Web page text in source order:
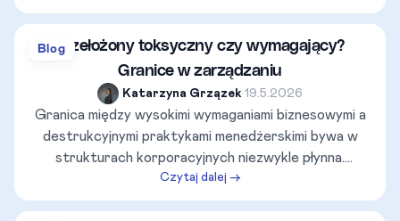
kandydatów pasywnych, często pracujących dla
pracy, na jakie prowizje mogą liczyć i jak powinna
wyglądać profesjonalna rozmowa z rekruterem?
BlogPrzełożony toksyczny czy wymagający?
Granice w zarządzaniu
Katarzyna Grzązek•19.5.2026
Granica między wysokimi wymaganiami biznesowymi a
destrukcyjnymi praktykami menedżerskimi bywa w
strukturach korporacyjnych niezwykle płynna.
Mylenie asertywnego egzekwowania rezultatów z
toksyczną kontrolą rodzi poważne konsekwencje –
Czytaj dalej →